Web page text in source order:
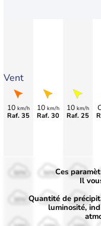
Vent
10 km/h
Raf. 35
10 km/h
Raf. 30
10 km/h
Raf. 25
50%
30%
50%
30%
Ces
Il
Quantité de
luminosité,